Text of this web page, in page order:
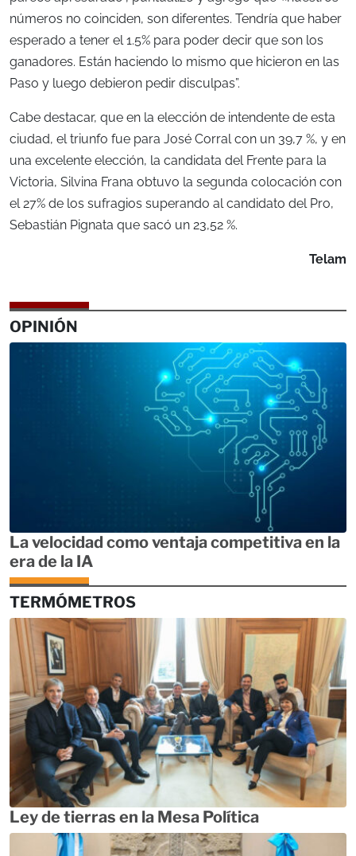
números no coinciden, son diferentes. Tendría que haber
esperado a tener el 1.5% para poder decir que son los
ganadores. Están haciendo lo mismo que hicieron en las
Paso y luego debieron pedir disculpas”.
Cabe destacar, que en la elección de intendente de esta
ciudad, el triunfo fue para José Corral con un 39,7 %, y en
una excelente elección, la candidata del Frente para la
Victoria, Silvina Frana obtuvo la segunda colocación con
el 27% de los sufragios superando al candidato del Pro,
Sebastián Pignata que sacó un 23,52 %.
Telam
OPINIÓN
La velocidad como ventaja competitiva en la
era de la IA
TERMÓMETROS
Ley de tierras en la Mesa Política